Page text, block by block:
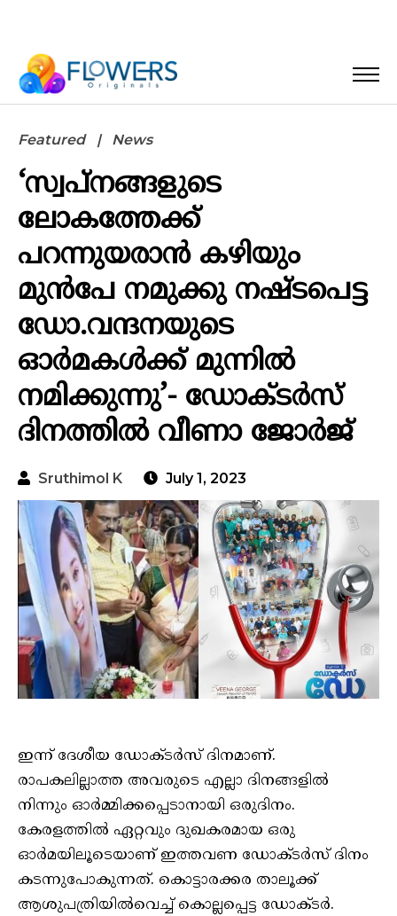
Featured News
‘സ്വപ്നങ്ങളുടെ
ലോകത്തേക്ക്
പറന്നുയരാൻ കഴിയും
മുൻപേ നമുക്കു നഷ്ടപെട്ട
ഡോ.വന്ദനയുടെ
ഓർമകൾക്ക് മുന്നിൽ
നമിക്കുന്നു’- ഡോക്ടർസ്
ദിനത്തിൽ വീണാ ജോർജ്
Sruthimol K July 1, 2023
ഇന്ന് ദേശീയ ഡോക്ടർസ് ദിനമാണ്.
രാപകലില്ലാത്ത അവരുടെ എല്ലാ ദിനങ്ങളിൽ
നിന്നും ഓർമ്മിക്കപ്പെടാനായി ഒരുദിനം.
കേരളത്തിൽ ഏറ്റവും ദുഖകരമായ ഒരു
ഓർമയിലൂടെയാണ് ഇത്തവണ ഡോക്ടർസ് ദിനം
കടന്നുപോകുന്നത്. കൊട്ടാരക്കര താലൂക്ക്
ആശുപത്രിയിൽവെച്ച് കൊല്ലപ്പെട്ട ഡോക്ടർ.